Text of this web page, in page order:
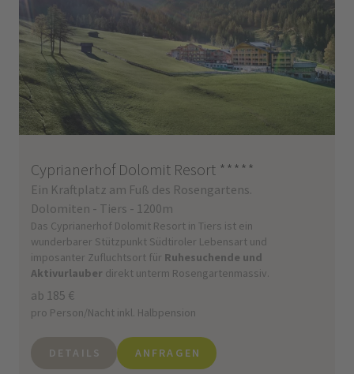
Cyprianerhof Dolomit Resort *****
Ein Kraftplatz am Fuß des Rosengartens.
Dolomiten - Tiers - 1200m
Das Cyprianerhof Dolomit Resort in Tiers ist ein
wunderbarer Stützpunkt Südtiroler Lebensart und
imposanter Zufluchtsort für Ruhesuchende und
Aktivurlauber direkt unterm Rosengartenmassiv.
ab 185 €
pro Person/Nacht inkl. Halbpension
DETAILS ANFRAGEN